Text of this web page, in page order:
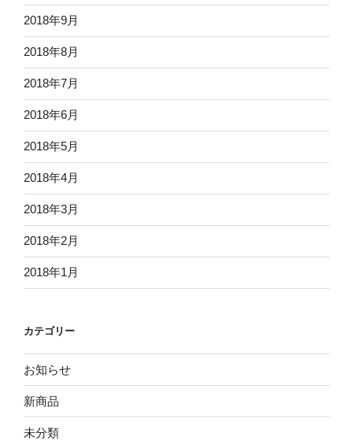
2018年9月
2018年8月
2018年7月
2018年6月
2018年5月
2018年4月
2018年3月
2018年2月
2018年1月
カテゴリー
お知らせ
新商品
未分類